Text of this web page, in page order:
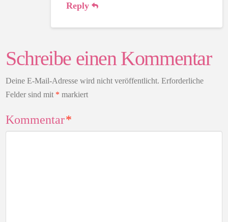
Reply
Schreibe einen Kommentar
Deine E-Mail-Adresse wird nicht veröffentlicht. Erforderliche
Felder sind mit * markiert
Kommentar*